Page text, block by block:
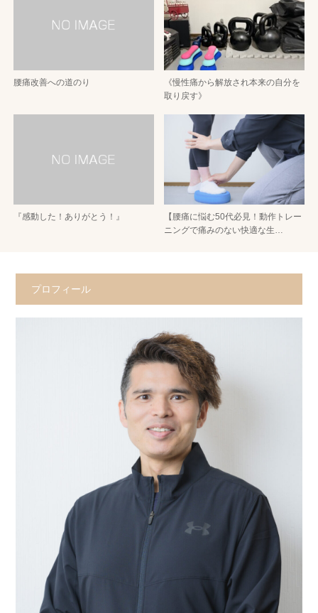
腰痛改善への道のり
《慢性痛から解放され本来の自分を
取り戻す》
『感動した！ありがとう！』
【腰痛に悩む50代必見！動作トレー
ニングで痛みのない快適な生…
プロフィール